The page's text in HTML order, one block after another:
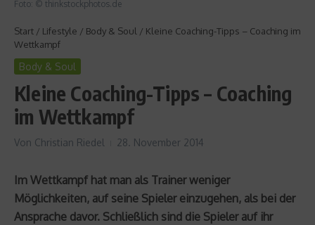
Foto: © thinkstockphotos.de
Start / Lifestyle / Body & Soul / Kleine Coaching-Tipps – Coaching im
Wettkampf
Body & Soul
Kleine Coaching-Tipps – Coaching
im Wettkampf
Von Christian Riedel 28. November 2014
Im Wettkampf hat man als Trainer weniger
Möglichkeiten, auf seine Spieler einzugehen, als bei der
Ansprache davor. Schließlich sind die Spieler auf ihr